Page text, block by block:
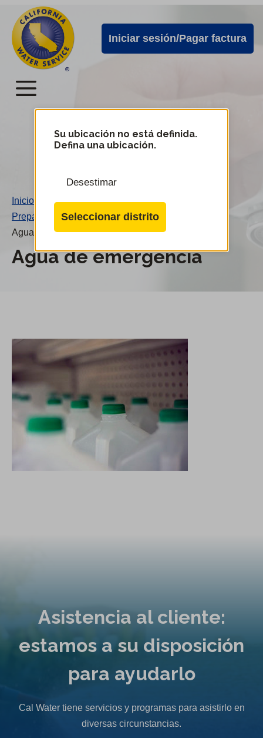
directamente
contenido
principal
Alertas
de
Cal
Water
Iniciar sesión/Pagar factura
Menú
Menú
servicio
de
Cal
Water
Su ubicación no está definida.
Defina una ubicación.
Desestimar
Seleccionar distrito
Inicio
Preparación para emergencias /
Agua de emergencia
Agua de emergencia
Asistencia al cliente:
estamos a su disposición
para ayudarlo
Cal Water tiene servicios y programas para asistirlo en
diversas circunstancias.